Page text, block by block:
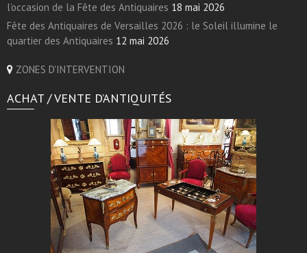
l’occasion de la Fête des Antiquaires 18 mai 2026
Fête des Antiquaires de Versailles 2026 : le Soleil illumine le
quartier des Antiquaires 12 mai 2026
ZONES D'INTERVENTION
ACHAT / VENTE D’ANTIQUITÉS